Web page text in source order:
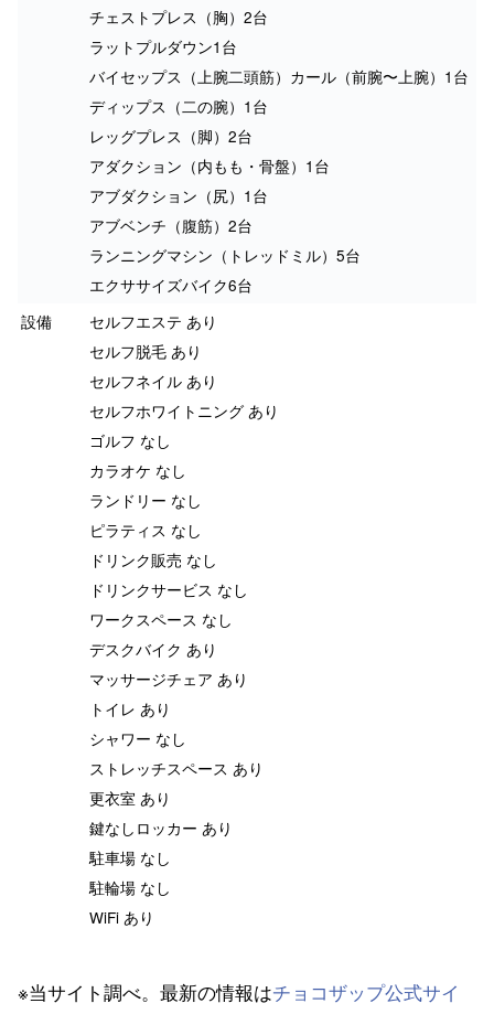
チェストプレス（胸）2台
ラットプルダウン1台
バイセップス（上腕二頭筋）カール（前腕〜上腕）1台
ディップス（二の腕）1台
レッグプレス（脚）2台
アダクション（内もも・骨盤）1台
アブダクション（尻）1台
アブベンチ（腹筋）2台
ランニングマシン（トレッドミル）5台
エクササイズバイク6台
設備
セルフエステ あり
セルフ脱毛 あり
セルフネイル あり
セルフホワイトニング あり
ゴルフ なし
カラオケ なし
ランドリー なし
ピラティス なし
ドリンク販売 なし
ドリンクサービス なし
ワークスペース なし
デスクバイク あり
マッサージチェア あり
トイレ あり
シャワー なし
ストレッチスペース あり
更衣室 あり
鍵なしロッカー あり
駐車場 なし
駐輪場 なし
WiFi あり
※当サイト調べ。最新の情報はチョコザップ公式サイ